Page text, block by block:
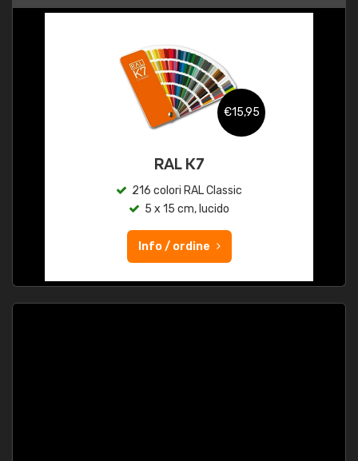
€15,95
RAL K7
216 colori RAL Classic
5 x 15 cm, lucido
Info / ordine